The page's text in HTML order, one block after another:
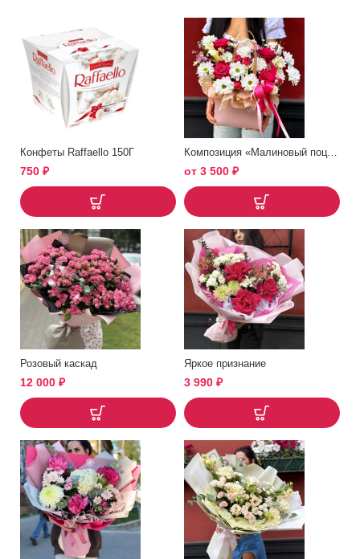
Конфеты Raffaello 150Г
750 ₽ от 3 500 ₽
Розовый каскад
12 000 ₽
Яркое признание
3 990 ₽